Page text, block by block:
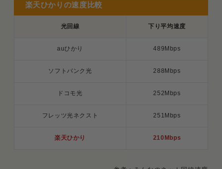
光回線 下り平均速度
auひかり 489Mbps
ソフトバンク光 288Mbps
ドコモ光 252Mbps
フレッツ光ネクスト 251Mbps
楽天ひかり 210Mbps
楽天ひかりの速度比較